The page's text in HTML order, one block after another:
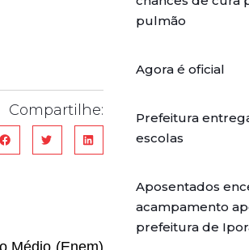
Compartilhe:
Médio (Enem)
pulmão
Agora é oficial
Prefeitura
escolas
Aposentados
acampamento
prefeitura de